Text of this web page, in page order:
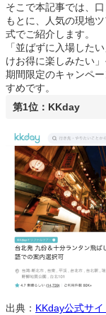
そこで本記事では、
もとに、人気の現地
式でご紹介します。
「並ばずに入場した
けお得に楽しみたい
期間限定のキャンペ
すめです。
第1位：KKday
出典： KKday公式サイ